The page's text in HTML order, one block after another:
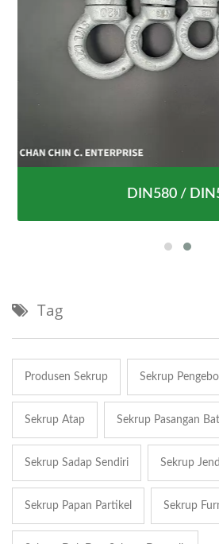
DIN580 /
Tag
Produsen Sekrup Sekrup
Sekrup Atap Sekrup Pasangan
Sekrup Sadap Sendiri Sekrup
Sekrup Papan Partikel Sekrup